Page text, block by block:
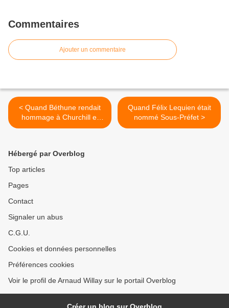
Commentaires
Ajouter un commentaire
< Quand Béthune rendait
hommage à Churchill et
Roosevelt
Quand Félix Lequien était
nommé Sous-Préfet >
Hébergé par Overblog
Top articles
Pages
Contact
Signaler un abus
C.G.U.
Cookies et données personnelles
Préférences cookies
Voir le profil de Arnaud Willay sur le portail Overblog